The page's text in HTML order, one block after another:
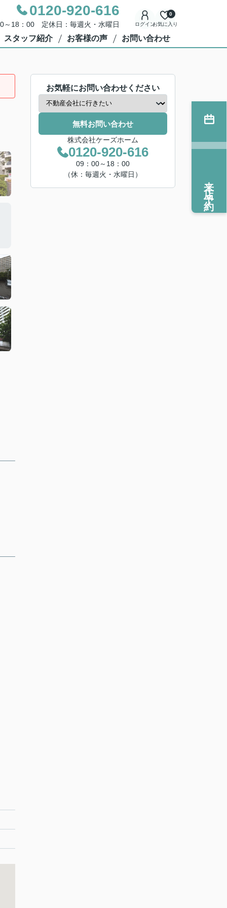
0120-920-616
～18：00 定休日：毎週火・水曜日 ログインお気に入り
0
スタッフ紹介 お客様の声 お問い合わせ
お気軽にお問い合わせください
無料お問い合わせ
株式会社ケーズホーム
0120-920-616
09：00～18：00
（休：毎週火・水曜日）
来店予約